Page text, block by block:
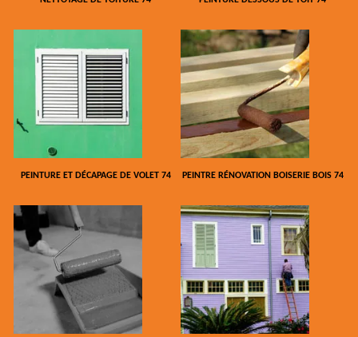
PEINTURE ET DÉCAPAGE DE VOLET 74 PEINTRE RÉNOVATION BOISERIE BOIS 74